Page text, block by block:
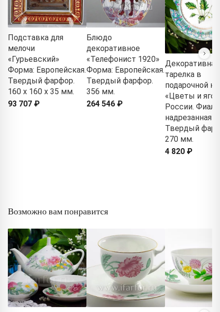
Подставка для
мелочи
«Гурьевский»
Форма: Европейская.
Твердый фарфор.
160 x 160 x 35 мм.
93 707 ₽
Блюдо
декоративное
«Телефонист 1920»
Форма: Европейская.
Твердый фарфор.
356 мм.
264 546 ₽
Декоративная
тарелка в
подарочной
«Цветы и
России.
надрезанная»
Твердый
270 мм.
4 820 ₽
Возможно вам понравится